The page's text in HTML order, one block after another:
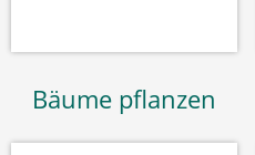
Bäume pflanzen